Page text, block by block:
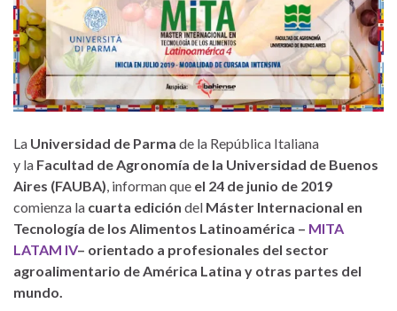
La Universidad de Parma de la República Italiana
y la Facultad de Agronomía de la Universidad de Buenos
Aires (FAUBA) , informan que el 24 de junio de 2019
comienza la cuarta edición del Máster Internacional en
Tecnología de los Alimentos Latinoamérica – MITA
LATAM IV– orientado a profesionales del sector
agroalimentario de América Latina y otras partes del
mundo.